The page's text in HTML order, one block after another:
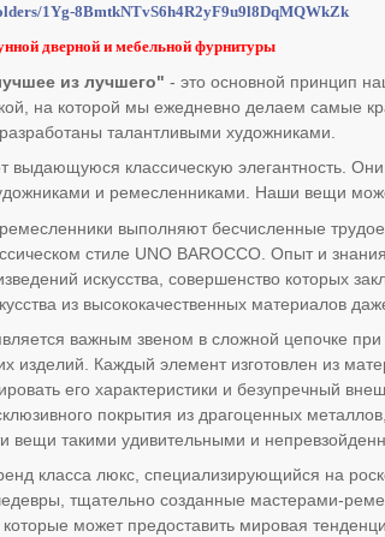
1Yg-8BmtkNTvS6h4R2yF9u9l8DqMQWkZk
дверной и мебельной фурнитуры
из лучшего" - это основной принцип
на которой мы ежедневно делаем самые
талантливыми художниками.
выдающуюся классическую элегантность.
и ремесленниками. Наши вещи
выполняют бесчисленные
стиле UNO BAROCCO. Опыт и
искусства, совершенство которых
из высококачественных материалов
важным звеном в сложной цепочке
изделий. Каждый элемент изготовлен из
его характеристики и безупречный
покрытия из драгоценных
вещи такими удивительными и
класса люкс, специализирующийся на
тщательно созданные мастерами-
может предоставить мировая